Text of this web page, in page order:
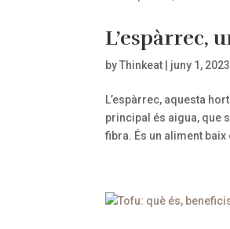
L’espàrrec,
byThinkeat juny 1, 2023
L’espàrrec, aquesta
principal és aigua, que
fibra. És un aliment baix